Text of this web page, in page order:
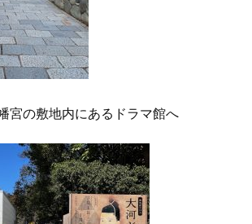
宮の敷地内にあるドラマ館へ